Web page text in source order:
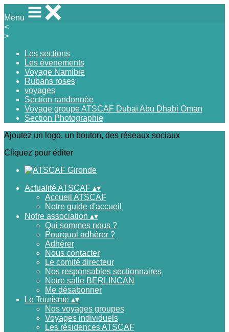
Menu
<
>
Les sections
Les évenements
Voyage Namibie
Rubans roses
voyages
Section randonnée
Voyage groupe ATSCAF Dubaï Abu Dhabi Oman
Section Photographie
Ajoutez un logo, un bouton, des réseaux sociaux
Cliquez pour éditer
Actualité ATSCAF ▴▾
Accueil ATSCAF
Notre guide d'accueil
Notre association ▴▾
Qui sommes nous ?
Pourquoi adhérer ?
Adhérer
Nous contacter
Le comité directeur
Nos responsables sectionnaires
Notre salle BERLINCAN
Me désabonner
Le Tourisme ▴▾
Nos voyages groupes
Voyages individuels
Les résidences ATSCAF